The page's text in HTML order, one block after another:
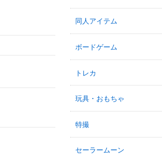
同人アイテム
ボードゲーム
トレカ
玩具・おもちゃ
特撮
セーラームーン